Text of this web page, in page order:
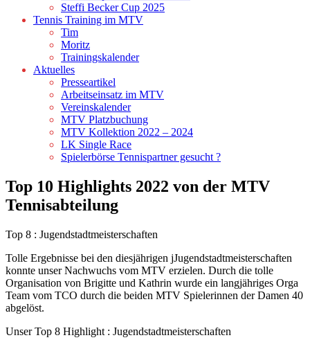
Steffi Becker Cup 2025
Tennis Training im MTV
Tim
Moritz
Trainingskalender
Aktuelles
Presseartikel
Arbeitseinsatz im MTV
Vereinskalender
MTV Platzbuchung
MTV Kollektion 2022 – 2024
LK Single Race
Spielerbörse Tennispartner gesucht ?
Top 10 Highlights 2022 von der MTV
Tennisabteilung
Top 8 : Jugendstadtmeisterschaften
Tolle Ergebnisse bei den diesjährigen jJugendstadtmeisterschaften
konnte unser Nachwuchs vom MTV erzielen. Durch die tolle
Organisation von Brigitte und Kathrin wurde ein langjähriges Orga
Team vom TCO durch die beiden MTV Spielerinnen der Damen 40
abgelöst.
Unser Top 8 Highlight : Jugendstadtmeisterschaften